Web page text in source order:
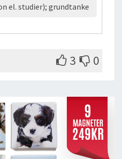
el. studier); grundtanke
3 0